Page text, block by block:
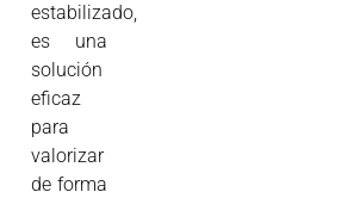
estabilizado,
es una
solución
eficaz
para
valorizar
de forma